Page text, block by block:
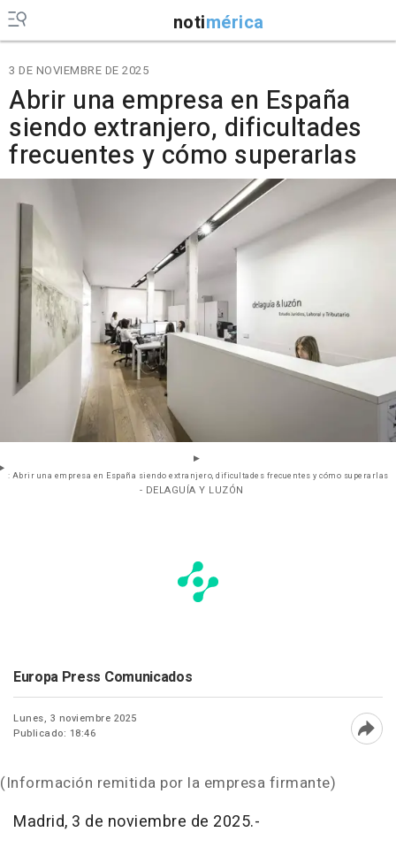
notimérica
3 DE NOVIEMBRE DE 2025
Abrir una empresa en España
siendo extranjero, dificultades
frecuentes y cómo superarlas
: Abrir una empresa en España siendo extranjero, dificultades frecuentes y cómo superarlas
- DELAGUÍA Y LUZÓN
Europa Press Comunicados
Lunes, 3 noviembre 2025
Publicado: 18:46
(Información remitida por la empresa firmante)
Madrid, 3 de noviembre de 2025.-